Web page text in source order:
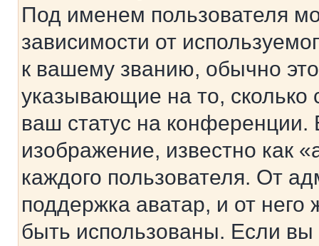
Под именем пользователя
зависимости от
к вашему званию, обычно это
указывающие на то,
ваш статус на
изображение, известно как
каждого пользователя. От
поддержка аватар, и от него
быть использованы. Если